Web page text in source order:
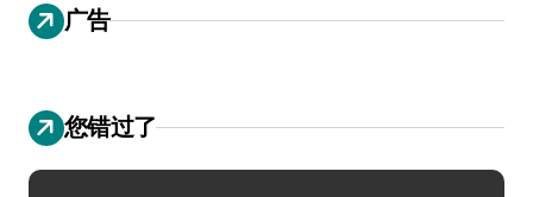
广告
您错过了